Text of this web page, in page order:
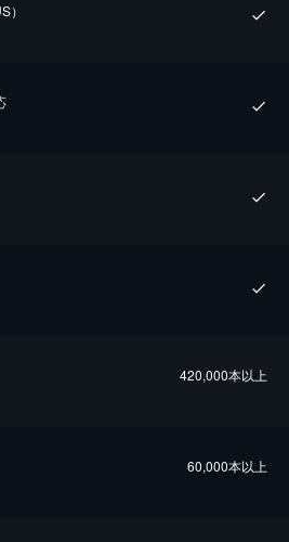
）
420,000本以上
60,000本以上